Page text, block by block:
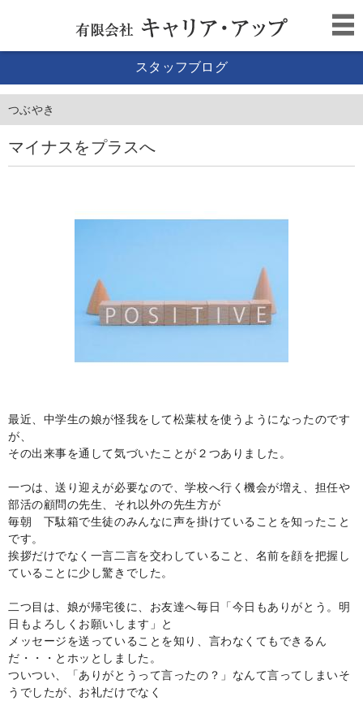
スタッフブログ
つぶやき
マイナスをプラスへ
最近、中学生の娘が怪我をして松葉杖を使うようになったのです
が、
その出来事を通して気づいたことが２つありました。
一つは、送り迎えが必要なので、学校へ行く機会が増え、担任や
部活の顧問の先生、それ以外の先生方が
毎朝 下駄箱で生徒のみんなに声を掛けていることを知ったこと
です。
挨拶だけでなく一言二言を交わしていること、名前を顔を把握し
ていることに少し驚きでした。
二つ目は、娘が帰宅後に、お友達へ毎日「今日もありがとう。明
日もよろしくお願いします」と
メッセージを送っていることを知り、言わなくてもできるん
だ・・・とホッとしました。
ついつい、「ありがとうって言ったの？」なんて言ってしまいそ
うでしたが、お礼だけでなく